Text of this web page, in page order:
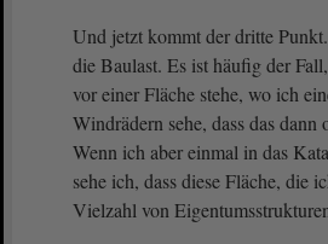
Und jetzt kommt der dritte
die Baulast. Es ist häufig der
vor einer Fläche stehe, wo ich
Windrädern sehe, dass das
Wenn ich aber einmal in das
sehe ich, dass diese Fläche, die
Vielzahl von